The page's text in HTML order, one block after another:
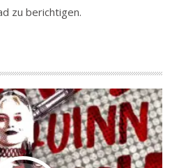
zu berichtigen.